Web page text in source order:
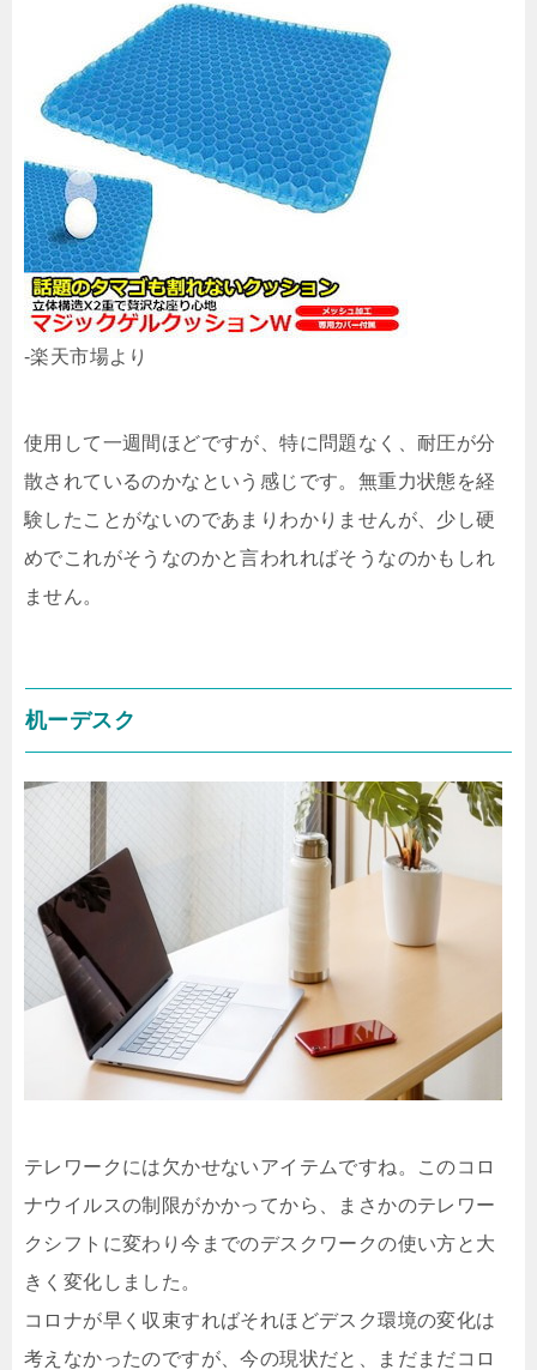
-楽天市場より
使用して一週間ほどですが、特に問題なく、耐圧が分
散されているのかなという感じです。無重力状態を経
験したことがないのであまりわかりませんが、少し硬
めでこれがそうなのかと言われればそうなのかもしれ
ません。
机ーデスク
テレワークには欠かせないアイテムですね。このコロ
ナウイルスの制限がかかってから、まさかのテレワー
クシフトに変わり今までのデスクワークの使い方と大
きく変化しました。
コロナが早く収束すればそれほどデスク環境の変化は
考えなかったのですが、今の現状だと、まだまだコロ